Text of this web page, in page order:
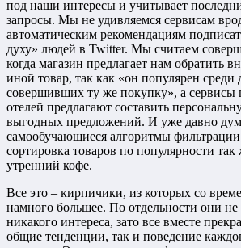
под наши интересы и учитывает
запросы. Мы не удивляемся сервисам
автоматическим рекомендациям
духу» людей в Twitter. Мы считаем
когда магазин предлагает нам обратить
иной товар, так как «он популярен среди
совершивших ту же покупку», а
отелей предлагают составить
выгодных предложений. И уже давно
самообучающиеся алгоритмы
сортировка товаров по популярности так
утренний кофе.
Все это – кирпичики, из которых со
намного большее. По отдельности они не
никакого интереса, зато все вместе
общие тенденции, так и поведение